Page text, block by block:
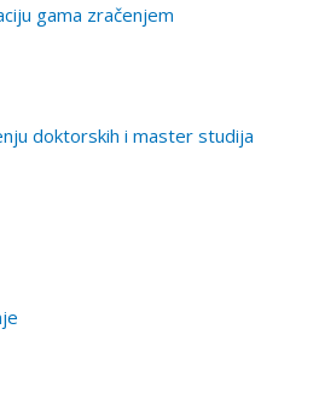
gama zračenjem
doktorskih i master studija